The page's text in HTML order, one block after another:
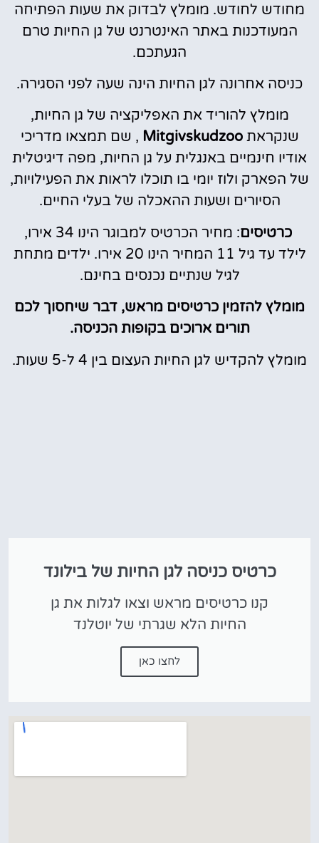
מחודש לחודש. מומלץ לבדוק את שעות הפתיחה
המעודכנות באתר האינטרנט של גן החיות טרם
הגעתכם.
כניסה אחרונה לגן החיות הינה שעה לפני הסגירה.
מומלץ להוריד את האפליקציה של גן החיות,
שנקראתMitgivskudzoo , שם תמצאו מדריכי
אודיו חינמיים באנגלית על גן החיות, מפה דיגיטלית
של הפארק ולוז יומי בו תוכלו לראות את הפעילויות,
הסיורים ושעות ההאכלה של בעלי החיים.
כרטיסים
: מחיר הכרטיס למבוגר הינו 34 אירו,
לילד עד גיל 11 המחיר הינו 20 אירו. ילדים מתחת
לגיל שנתיים נכנסים בחינם.
מומלץ להזמין כרטיסים מראש, דבר שיחסוך לכם
תורים ארוכים בקופות הכניסה.
מומלץ להקדיש לגן החיות העצום בין 4 ל-5 שעות.
כרטיס כניסה לגן החיות של בילונד
קנו כרטיסים מראש וצאו לגלות את גן
החיות הלא שגרתי של יוטלנד
לחצו כאן